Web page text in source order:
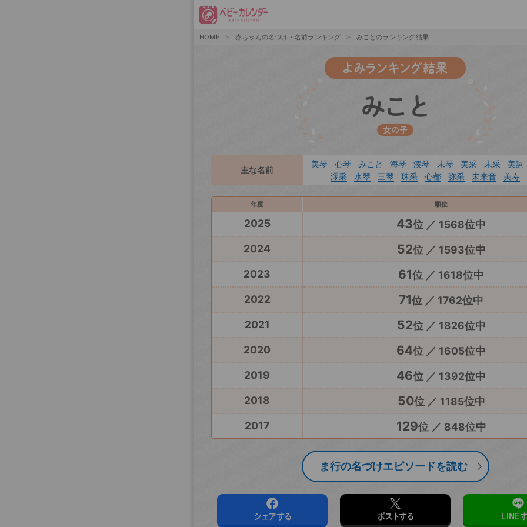
HOME 赤ちゃんの名づけ・名前ランキング みことのランキング結果
よみランキング結果
みこと
女の子
主な名前
美琴 心琴 みこと 海琴 湊琴 未琴 美采 未采
美詞
澪采
水琴 三琴 珠采 心都 弥采 未来音 美寿
年度 順位
2025 43位 ／ 1568位中
2024
52位 ／ 1593位中
2023
61位 ／ 1618位中
2022
71位 ／ 1762位中
2021
52位 ／ 1826位中
2020
64位 ／ 1605位中
2019
46位 ／ 1392位中
2018
50位 ／ 1185位中
2017
129位 ／ 848位中
ま行の名づけエピソードを読む
シェアする ポストする LINE